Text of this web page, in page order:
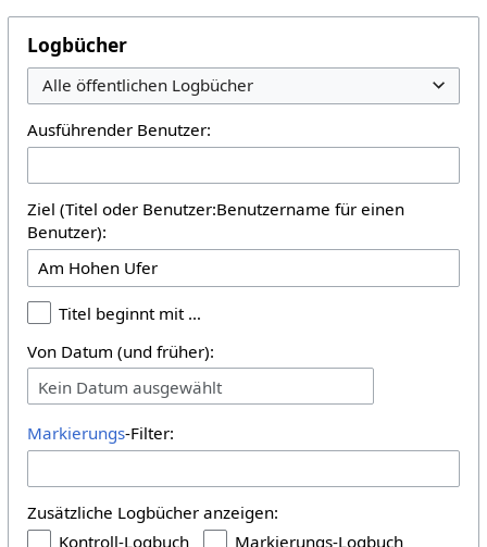
Logbücher
Alle öffentlichen Logbücher
Ausführender Benutzer:
Ziel (Titel oder Benutzer:Benutzername für einen
Benutzer):
Titel beginnt mit …
Von Datum (und früher):
Kein Datum ausgewählt
Markierungs-Filter:
Zusätzliche Logbücher anzeigen:
Kontroll-Logbuch
Markierungs-Logbuch